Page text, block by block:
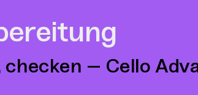
checken – Cello